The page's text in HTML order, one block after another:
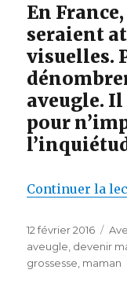
En
seraient
visuelles.
aveugle.
pour
Continuer la
Publié
le
12 février 2016
aveugle, devenir
grossesse, maman